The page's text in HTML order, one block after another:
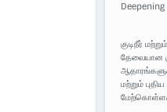
குடிநீர்
தேவையான
மற்றும்